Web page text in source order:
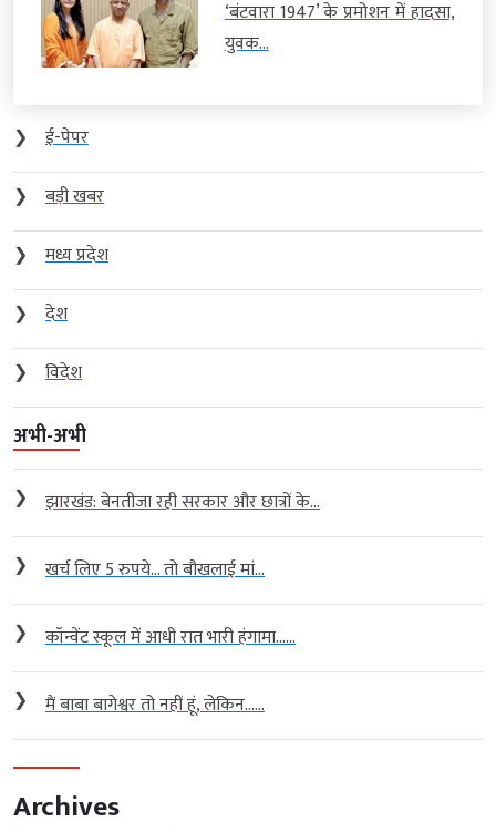
‘बंटवारा 1947’ के प्रमोशन में हादसा,
युवक...
❯
ई-पेपर
❯
बड़ी खबर
❯
मध्य प्रदेश
❯
देश
❯
विदेश
अभी-अभी
❯ झारखंड: बेनतीजा रही सरकार और छात्रों के...
❯ खर्च लिए 5 रुपये… तो बौखलाई मां...
❯ कॉन्वेंट स्कूल में आधी रात भारी हंगामा…...
❯ मैं बाबा बागेश्वर तो नहीं हूं, लेकिन…...
Archives